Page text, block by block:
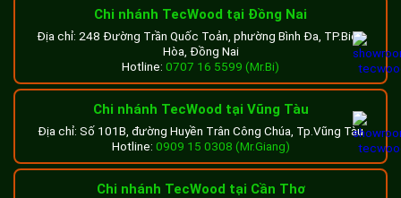
Chi nhánh TecWood tại Đồng Nai
Địa chỉ: 248 Đường Trần Quốc Toản, phường Bình Đa, TP.Biên
Hòa, Đồng Nai
Hotline: 0707 16 5599 (Mr.Bi)
Chi nhánh TecWood tại Vũng Tàu
Địa chỉ: Số 101B, đường Huyền Trân Công Chúa, Tp.Vũng Tàu
Hotline: 0909 15 0308 (Mr.Giang)
Chi nhánh TecWood tại Cần Thơ